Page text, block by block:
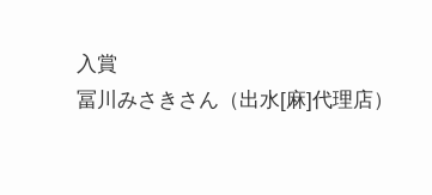
入賞
冨川みさきさん（出水[麻]代理店）